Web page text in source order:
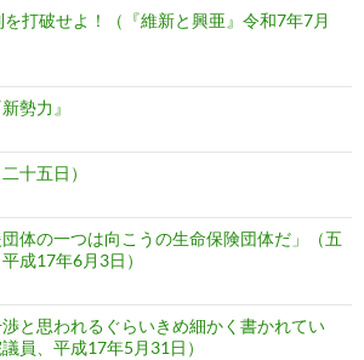
打破せよ！（『維新と興亜』令和7年7月
勢力』
十五日）
団体の一つは向こうの生命保険団体だ」（五
成17年6月3日）
渉と思われるぐらいきめ細かく書かれてい
員、平成17年5月31日）